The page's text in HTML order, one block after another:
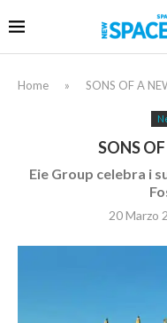
Home » SONS OF A
SONS
Eie Group celebra i
20 Marzo